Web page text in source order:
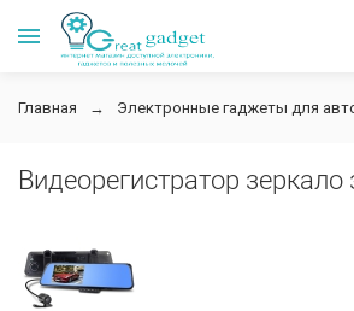
Главная Электронные гаджеты для
Видеорегистратор зеркало